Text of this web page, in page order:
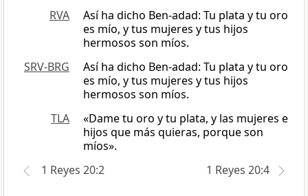
RVA
Así ha dicho Ben-adad: Tu plata y tu oro
es mío, y tus mujeres y tus hijos
hermosos son míos.
SRV-BRG
Así ha dicho Ben-adad: Tu plata y tu oro
es mío, y tus mujeres y tus hijos
hermosos son míos.
TLA
«Dame tu oro y tu plata, y las mujeres e
hijos que más quieras, porque son
míos».
1 Reyes 20:2
1 Reyes 20:4